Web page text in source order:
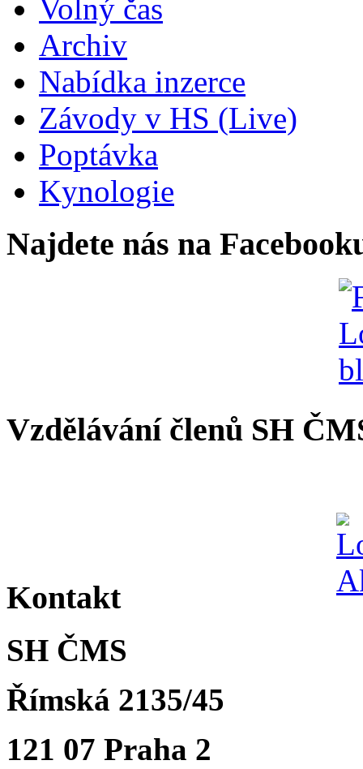
Volný čas
Archiv
Nabídka inzerce
Závody v HS (Live)
Poptávka
Kynologie
Najdete nás na
Vzdělávání členů SH
Kontakt
SH ČMS
Římská 2135/45
121 07 Praha 2